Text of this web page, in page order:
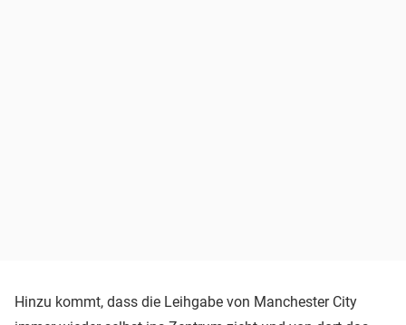
Hinzu kommt, dass die Leihgabe von Manchester City